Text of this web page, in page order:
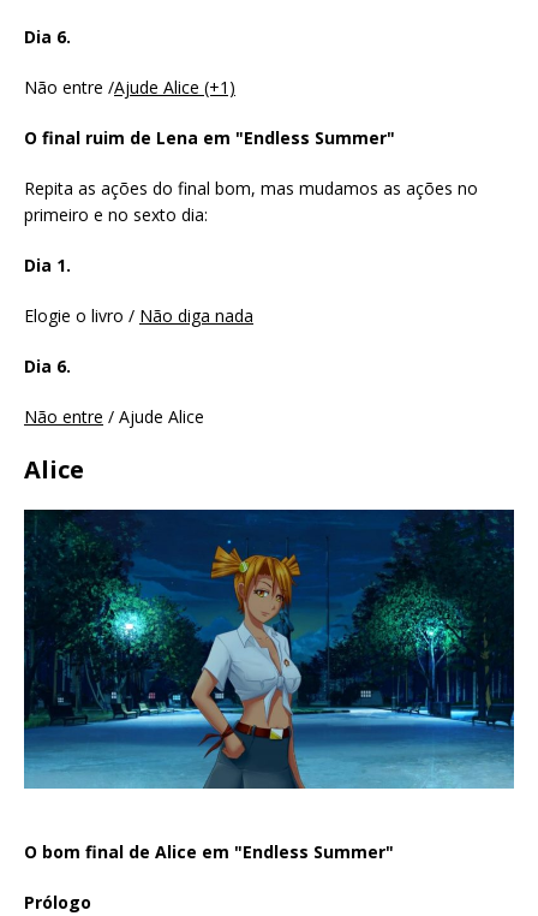
Dia 6.
Não entre /Ajude Alice (+1)
O final ruim de Lena em "Endless Summer"
Repita as ações do final bom, mas mudamos as ações no
primeiro e no sexto dia:
Dia 1.
Elogie o livro / Não diga nada
Dia 6.
Não entre / Ajude Alice
Alice
O bom final de Alice em "Endless Summer"
Prólogo